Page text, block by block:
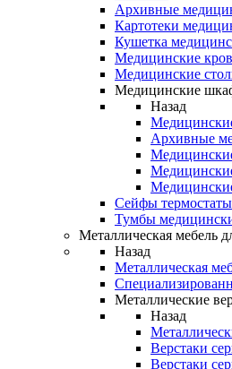
Архивные
Картотеки
Кушетка
Медицинские
Медицинские
Медицинские
Назад
Архивные
Сейфы термостаты
Тумбы
Металлическая мебель
Назад
Металлическая
Металлические
Назад
Верстаки
Верстаки